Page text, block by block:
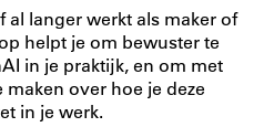
al langer werkt als maker of
helpt je om bewuster te
in je praktijk, en om met
over hoe je deze
in je werk.